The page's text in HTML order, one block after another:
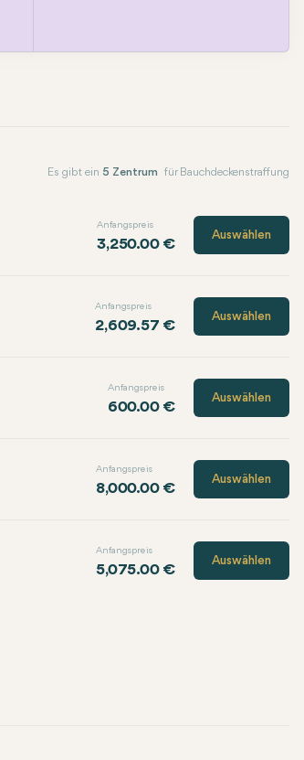
Es gibt ein 5 Zentrum für Bauchdeckenstraffung
Anfangspreis
3,250.00 €
Auswählen
Anfangspreis
2,609.57 €
Auswählen
Anfangspreis
600.00 €
Auswählen
Anfangspreis
8,000.00 €
Auswählen
Anfangspreis
5,075.00 €
Auswählen